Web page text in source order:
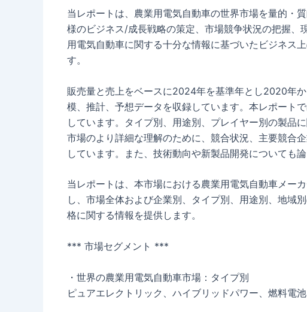
当レポートは、農業用電気自動車の世界市場を量的・
様のビジネス/成長戦略の策定、市場競争状況の把握、
用電気自動車に関する十分な情報に基づいたビジネス
す。
販売量と売上をベースに2024年を基準年とし2020年
模、推計、予想データを収録しています。本レポート
しています。タイプ別、用途別、プレイヤー別の製品
市場のより詳細な理解のために、競合状況、主要競合
しています。また、技術動向や新製品開発についても論
当レポートは、本市場における農業用電気自動車メー
し、市場全体および企業別、タイプ別、用途別、地域
格に関する情報を提供します。
*** 市場セグメント ***
・世界の農業用電気自動車市場：タイプ別
ピュアエレクトリック、ハイブリッドパワー、燃料電池